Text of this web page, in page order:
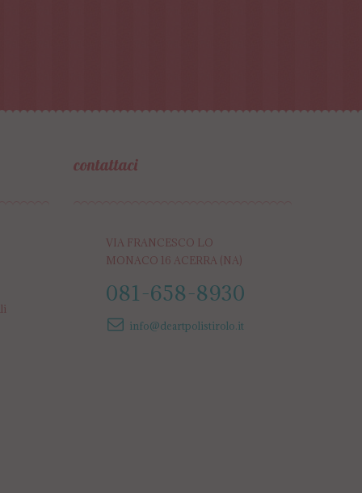
contattaci
VIA FRANCESCO LO
MONACO 16 ACERRA (NA)
081-658-8930
info@deartpolistirolo.it